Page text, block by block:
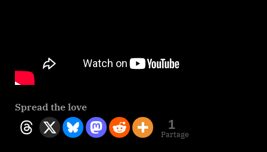
Spread the love
1
Partage